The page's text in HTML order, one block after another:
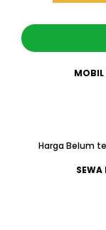
MOBIL
Harga Belum
SEWA